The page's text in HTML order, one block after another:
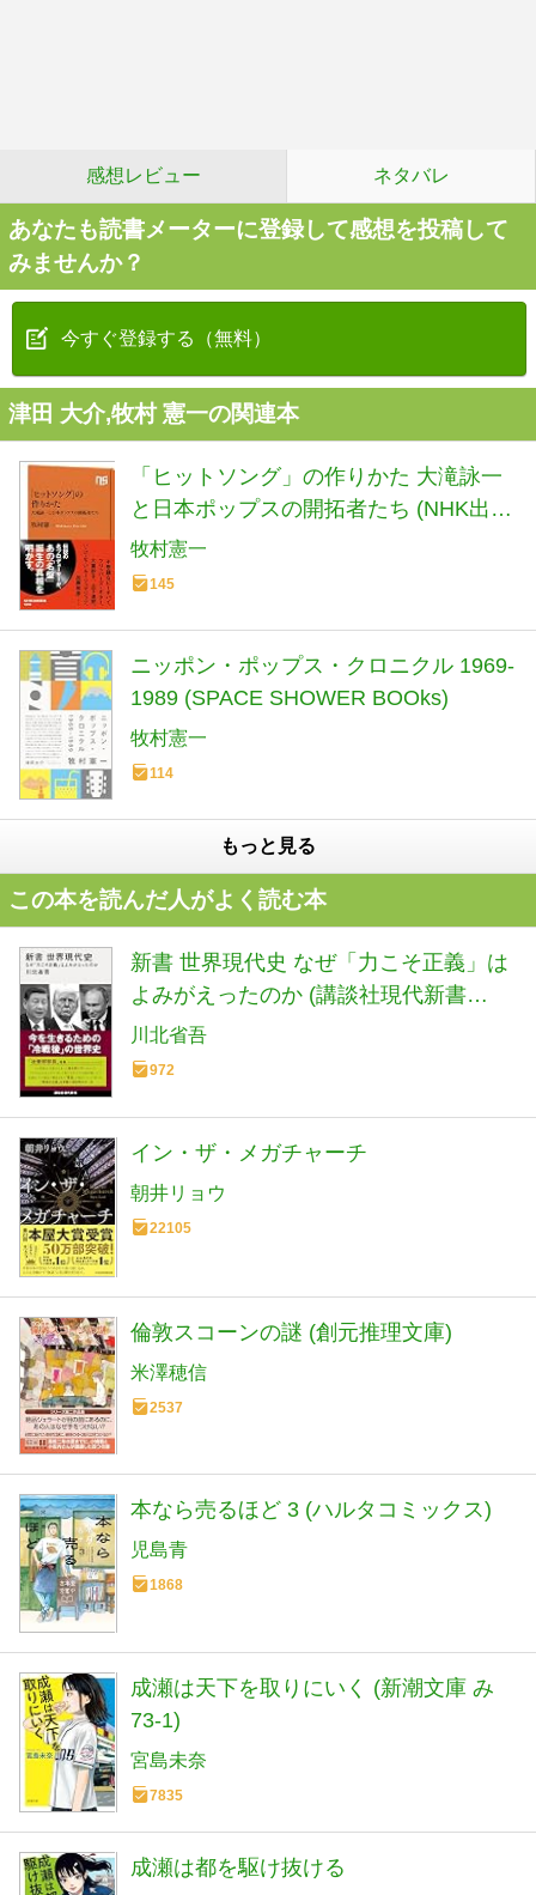
感想レビュー ネタバレ
あなたも読書メーターに登録して感想を投稿して
みませんか？
今すぐ登録する（無料）
津田 大介,牧村 憲一の関連本
「ヒットソング」の作りかた 大滝詠一
と日本ポップスの開拓者たち (NHK出版
新書)
牧村憲一
145
ニッポン・ポップス・クロニクル 1969-
1989 (SPACE SHOWER BOOks)
牧村憲一
114
もっと見る
この本を読んだ人がよく読む本
新書 世界現代史 なぜ「力こそ正義」は
よみがえったのか (講談社現代新書
2798)
川北省吾
972
イン・ザ・メガチャーチ
朝井リョウ
22105
倫敦スコーンの謎 (創元推理文庫)
米澤穂信
2537
本なら売るほど 3 (ハルタコミックス)
児島青
1868
成瀬は天下を取りにいく (新潮文庫 み
73-1)
宮島未奈
7835
成瀬は都を駆け抜ける